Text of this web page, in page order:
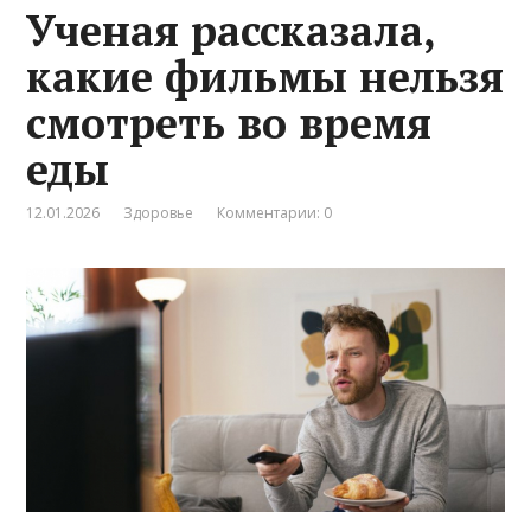
Ученая рассказала,
какие фильмы нельзя
смотреть во время
еды
12.01.2026 Здоровье Комментарии: 0